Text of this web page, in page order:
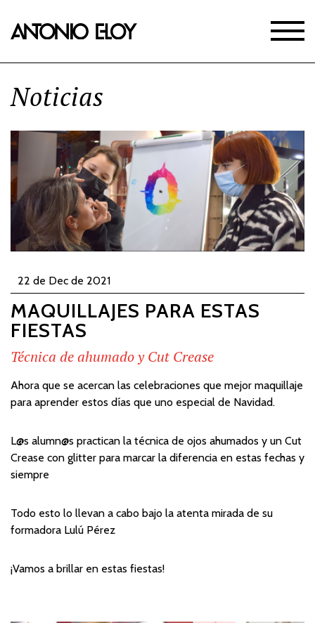
Noticias
22 de Dec de 2021
MAQUILLAJES PARA ESTAS
FIESTAS
Técnica de ahumado y Cut Crease
Ahora que se acercan las celebraciones que mejor maquillaje
para aprender estos días que uno especial de Navidad.
L@s alumn@s practican la técnica de ojos ahumados y un Cut
Crease con glitter para marcar la diferencia en estas fechas y
siempre
Todo esto lo llevan a cabo bajo la atenta mirada de su
formadora Lulú Pérez
¡Vamos a brillar en estas fiestas!